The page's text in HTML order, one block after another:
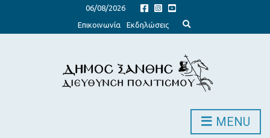
06/08/2026
Επικοινωνία
Εκδηλώσεις
x
d
s
e
c
o
MENU